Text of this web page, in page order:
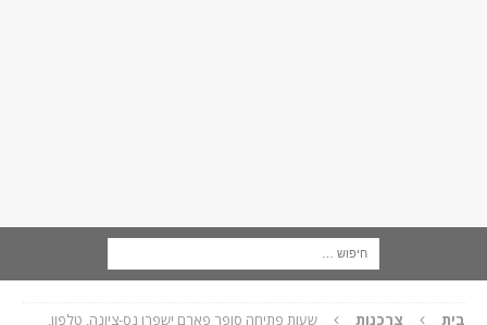
בית צרכנות
שעות פתיחה סופר פארם ישפרו נס-ציונה, טלפון,